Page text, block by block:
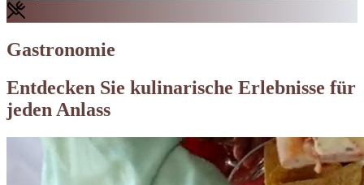
Gastronomie
Entdecken Sie kulinarische Erlebnisse für
jeden Anlass